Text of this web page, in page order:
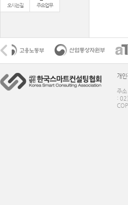
오시는길 주요업무
개
주
: